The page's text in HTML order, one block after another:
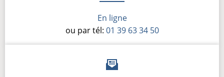
En ligne
ou par tél: 01 39 63 34 50